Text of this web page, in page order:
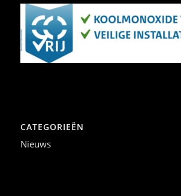
CATEGORIEËN
Nieuws